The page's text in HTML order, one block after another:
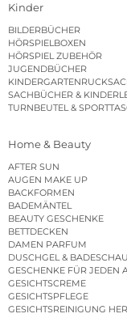
Kinder
BILDERBÜCHER
HÖRSPIELBOXEN
HÖRSPIEL ZUBEHÖR
JUGENDBÜCHER
SACHBÜCHER &
TURNBEUTEL &
Home & Beauty
AFTER SUN
AUGEN MAKE UP
BACKFORMEN
BADEMÄNTEL
BEAUTY GESCHENKE
BETTDECKEN
DAMEN PARFUM
DUSCHGEL &
GESCHENKE FÜR JEDEN
GESICHTSCREME
GESICHTSPFLEGE
GESICHTSREINIGUNG